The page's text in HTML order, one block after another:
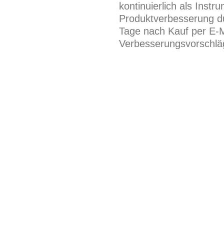
kontinuierlich als
Produktverbesserung
Tage nach Kauf per E-